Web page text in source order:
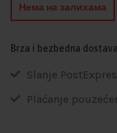
Нема на залихама
Brza i bezbedna
Slanje
Plaćanje